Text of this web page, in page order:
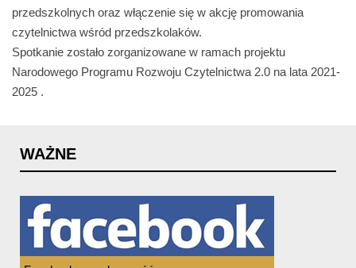
przedszkolnych oraz włączenie się w akcję promowania
czytelnictwa wśród przedszkolaków.
Spotkanie zostało zorganizowane w ramach projektu
Narodowego Programu Rozwoju Czytelnictwa 2.0 na lata 2021-
2025 .
WAŻNE